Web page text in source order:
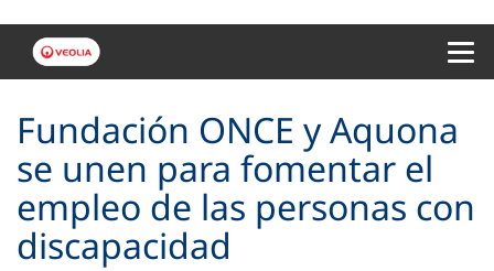
Fundación ONCE y Aquona
se unen para fomentar el
empleo de las personas con
discapacidad